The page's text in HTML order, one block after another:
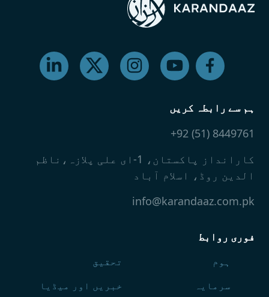
ہم سے رابطہ کریں
8449761 (51) 92+
کارانداز پاکستان، 1-ای علی پلازہ،ناظم
الدین روڈ، اسلام آباد
info@karandaaz.com.pk
فوری روابط
ہوم
تحقیق
سرمایہ
خبریں اور میڈیا